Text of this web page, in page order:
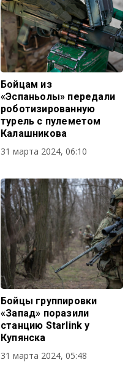
Бойцам из
«Эспаньолы» передали
роботизированную
турель с пулеметом
Калашникова
31 марта 2024, 06:10
Бойцы группировки
«Запад» поразили
станцию Starlink у
Купянска
31 марта 2024, 05:48